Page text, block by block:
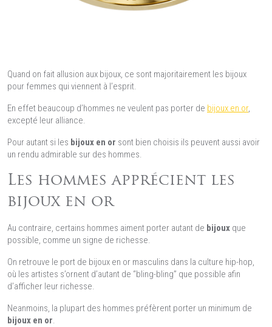
Quand on fait allusion aux bijoux, ce sont majoritairement les bijoux
pour femmes qui viennent à l’esprit.
En effet beaucoup d’hommes ne veulent pas porter de bijoux en or,
excepté leur alliance.
Pour autant si les bijoux en or sont bien choisis ils peuvent aussi avoir
un rendu admirable sur des hommes.
Les hommes apprécient les
bijoux en or
Au contraire, certains hommes aiment porter autant de bijoux que
possible, comme un signe de richesse.
On retrouve le port de bijoux en or masculins dans la culture hip-hop,
où les artistes s’ornent d’autant de “bling-bling” que possible afin
d’afficher leur richesse.
Neanmoins, la plupart des hommes préfèrent porter un minimum de
bijoux en or.